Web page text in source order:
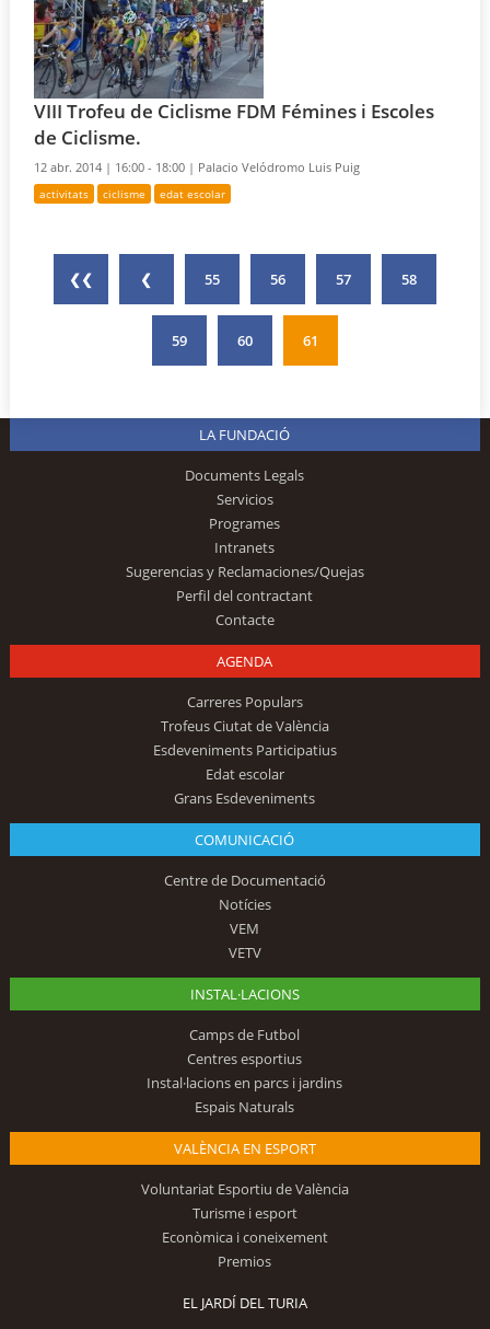
VIII Trofeu de Ciclisme FDM Fémines i Escoles
de Ciclisme.
12 abr. 2014 | 16:00 - 18:00 | Palacio Velódromo Luis Puig
activitats ciclisme edat escolar
❮❮ ❮ 55 56 57 58
59 60 61
LA FUNDACIÓ
Documents Legals
Servicios
Programes
Intranets
Sugerencias y Reclamaciones/Quejas
Perfil del contractant
Contacte
AGENDA
Carreres Populars
Trofeus Ciutat de València
Esdeveniments Participatius
Edat escolar
Grans Esdeveniments
COMUNICACIÓ
Centre de Documentació
Notícies
VEM
VETV
INSTAL·LACIONS
Camps de Futbol
Centres esportius
Instal·lacions en parcs i jardins
Espais Naturals
VALÈNCIA EN ESPORT
Voluntariat Esportiu de València
Turisme i esport
Econòmica i coneixement
Premios
EL JARDÍ DEL TURIA